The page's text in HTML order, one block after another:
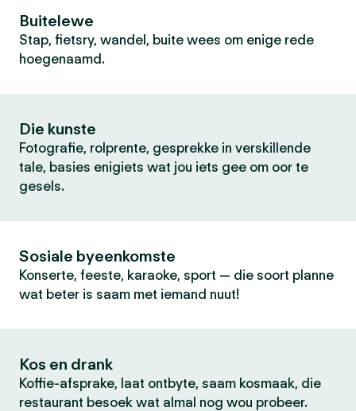
Buitelewe
Stap, fietsry, wandel, buite wees om enige rede
hoegenaamd.
Die kunste
Fotografie, rolprente, gesprekke in verskillende
tale, basies enigiets wat jou iets gee om oor te
gesels.
Sosiale byeenkomste
Konserte, feeste, karaoke, sport — die soort planne
wat beter is saam met iemand nuut!
Kos en drank
Koffie-afsprake, laat ontbyte, saam kosmaak, die
restaurant besoek wat almal nog wou probeer.